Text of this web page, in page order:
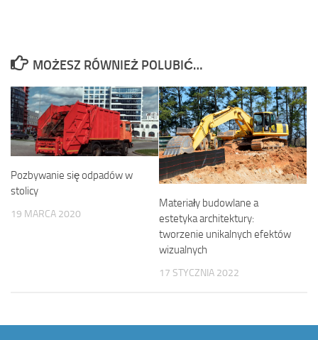
MOŻESZ RÓWNIEŻ POLUBIĆ…
Pozbywanie się odpadów w
stolicy
19 MARCA 2020
Materiały budowlane a
estetyka architektury:
tworzenie unikalnych efektów
wizualnych
17 STYCZNIA 2022